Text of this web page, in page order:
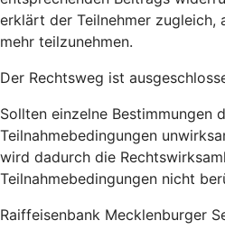
erklärt der Teilnehmer zugleich,
mehr teilzunehmen.
Der Rechtsweg ist
Sollten einzelne Bestimmungen
Teilnahmebedingungen
wird dadurch die
Teilnahmebedingungen nicht
Raiffeisenbank Mecklenburger